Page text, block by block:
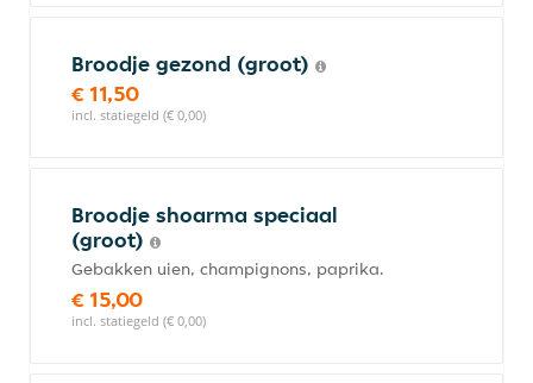
Broodje gezond (groot)
€ 11,50
incl. statiegeld (€ 0,00)
Broodje shoarma speciaal
(groot)
Gebakken uien, champignons, paprika.
€ 15,00
incl. statiegeld (€ 0,00)